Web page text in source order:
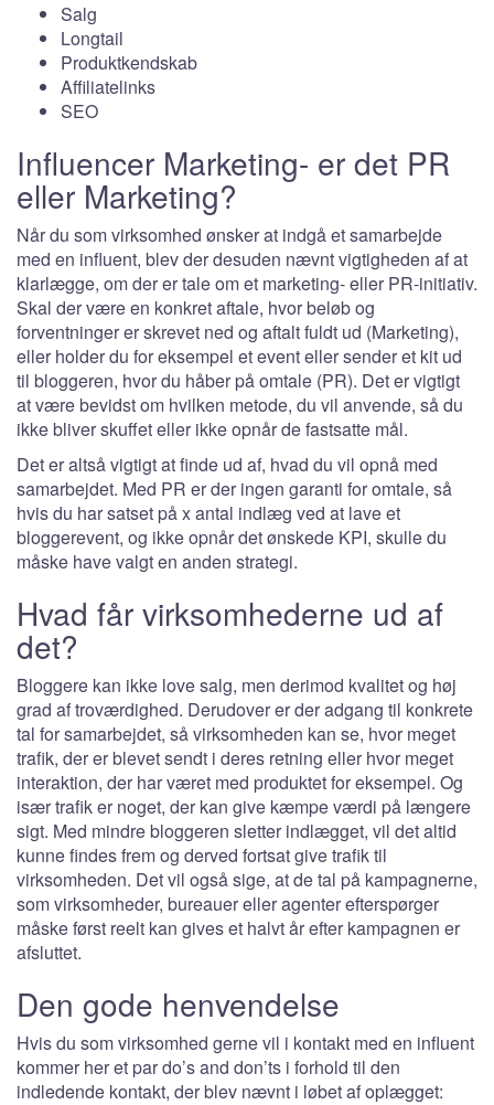
Salg
Longtail
Produktkendskab
Affiliatelinks
SEO
Influencer Marketing- er det PR
eller Marketing?
Når du som virksomhed ønsker at indgå et samarbejde
med en influent, blev der desuden nævnt vigtigheden af at
klarlægge, om der er tale om et marketing- eller PR-initiativ.
Skal der være en konkret aftale, hvor beløb og
forventninger er skrevet ned og aftalt fuldt ud (Marketing),
eller holder du for eksempel et event eller sender et kit ud
til bloggeren, hvor du håber på omtale (PR). Det er vigtigt
at være bevidst om hvilken metode, du vil anvende, så du
ikke bliver skuffet eller ikke opnår de fastsatte mål.
Det er altså vigtigt at finde ud af, hvad du vil opnå med
samarbejdet. Med PR er der ingen garanti for omtale, så
hvis du har satset på x antal indlæg ved at lave et
bloggerevent, og ikke opnår det ønskede KPI, skulle du
måske have valgt en anden strategi.
Hvad får virksomhederne ud af
det?
Bloggere kan ikke love salg, men derimod kvalitet og høj
grad af troværdighed. Derudover er der adgang til konkrete
tal for samarbejdet, så virksomheden kan se, hvor meget
trafik, der er blevet sendt i deres retning eller hvor meget
interaktion, der har været med produktet for eksempel. Og
især trafik er noget, der kan give kæmpe værdi på længere
sigt. Med mindre bloggeren sletter indlægget, vil det altid
kunne findes frem og derved fortsat give trafik til
virksomheden. Det vil også sige, at de tal på kampagnerne,
som virksomheder, bureauer eller agenter efterspørger
måske først reelt kan gives et halvt år efter kampagnen er
afsluttet.
Den gode henvendelse
Hvis du som virksomhed gerne vil i kontakt med en influent
kommer her et par do’s and don’ts i forhold til den
indledende kontakt, der blev nævnt i løbet af oplægget: